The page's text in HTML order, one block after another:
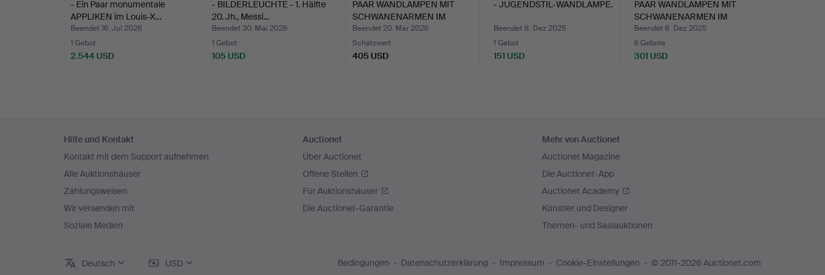
- Ein Paar monumentale
APPLIKEN im Louis-X…
Beendet 16. Jul 2026
1 Gebot
2.544 USD
- BILDERLEUCHTE - 1. Hälfte
20. Jh., Messi…
Beendet 30. Mai 2026
1 Gebot
105 USD
PAAR WANDLAMPEN MIT
SCHWANENARMEN IM
EMPIR…
Beendet 20. Mär 2026
Schätzwert
405 USD
- JUGENDSTIL-WANDLAMPE.
Beendet 8. Dez 2025
1 Gebot
151 USD
PAAR WANDLAMPEN MIT
SCHWANENARMEN IM
EMPIR…
Beendet 8. Dez 2025
6 Gebote
301 USD
Navigation
Hilfe und Kontakt
Kontakt mit dem Support aufnehmen
Alle Auktionshäuser
Zahlungsweisen
Wir versenden mit
Soziale Medien
Auctionet
Über Auctionet
Offene Stellen
Für Auktionshäuser
Die Auctionet-Garantie
Mehr von Auctionet
Auctionet Magazine
Die Auctionet-App
Auctionet Academy
Künstler und Designer
Themen- und Saalauktionen
Deutsch USD Bedingungen Datenschutzerklärung Impressum Cookie-Einstellungen © 2011-2026 Auctionet.com